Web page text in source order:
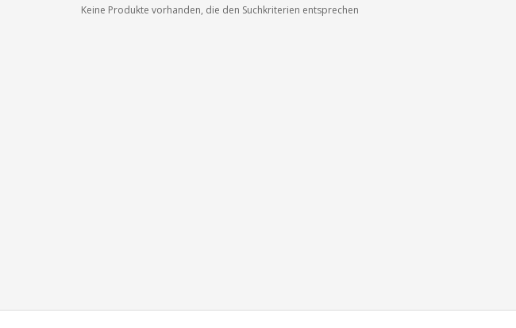
Keine Produkte vorhanden, die den Suchkriterien entsprechen